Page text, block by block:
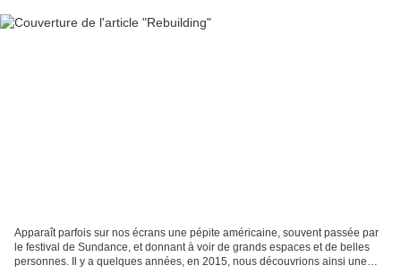
Apparaît parfois sur nos écrans une pépite américaine, souvent passée par
le festival de Sundance, et donnant à voir de grands espaces et de belles
personnes. Il y a quelques années, en 2015, nous découvrions ainsi une